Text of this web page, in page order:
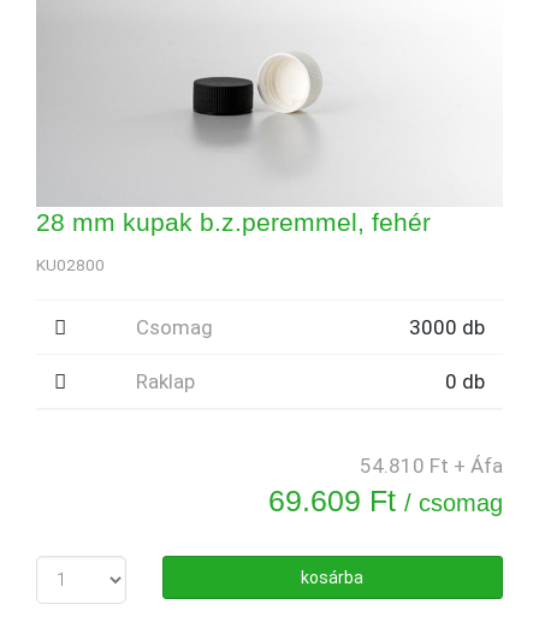
28 mm kupak b.z.peremmel, fehér
KU02800
Csomag 3000 db
Raklap 0 db
54.810 Ft + Áfa
69.609 Ft / csomag
kosárba